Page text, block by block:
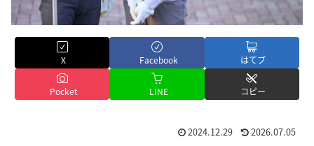
X Facebook はてブ
Pocket LINE コピー
2024.12.29 2026.07.05